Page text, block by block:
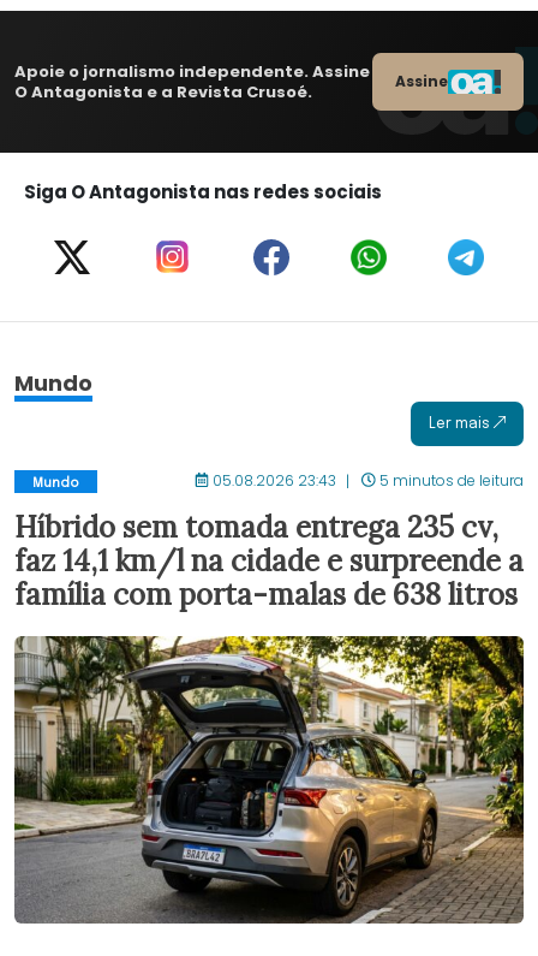
Apoie o jornalismo independente. Assine
O Antagonista e a Revista Crusoé.
Assine
Siga O Antagonista nas redes sociais
Mundo
Ler mais
Mundo 05.08.2026 23:43 5 minutos de leitura
Híbrido sem tomada entrega 235 cv,
faz 14,1 km/l na cidade e surpreende a
família com porta-malas de 638 litros